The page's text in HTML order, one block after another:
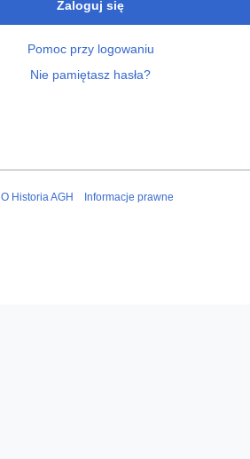
Zaloguj się
Pomoc przy logowaniu
Nie pamiętasz hasła?
O Historia AGH Informacje prawne